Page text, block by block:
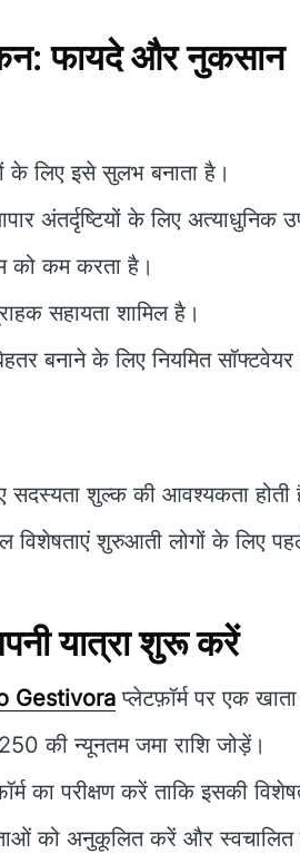
फायदे और नुकसान
के लिए इसे सुलभ बनाता है।
अंतर्दृष्टियों के लिए अत्याधुनिक
को कम करता है।
सहायता शामिल है।
बनाने के लिए नियमित
सदस्यता शुल्क की आवश्यकता होती
विशेषताएं शुरुआती लोगों के लिए
यात्रा शुरू करें
Gestivora प्लेटफ़ॉर्म पर एक
की न्यूनतम जमा राशि जोड़ें।
का परीक्षण करें ताकि इसकी
को अनुकूलित करें और स्वचालित